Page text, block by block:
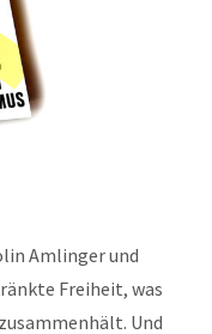
Amlinger und
Freiheit, was
Und